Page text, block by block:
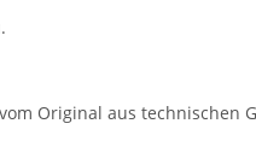
Original aus technischen